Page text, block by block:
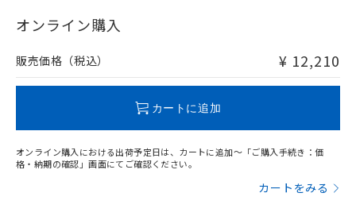
在庫等で未対応品が混在する可能性があります。
問い合わせください。
オンライン購入
販売価格（税込） ¥ 12,210
カートに追加
オンライン購入における出荷予定日は、カートに追加～「ご購入手続き：価
格・納期の確認」画面にてご確認ください。
カートをみる